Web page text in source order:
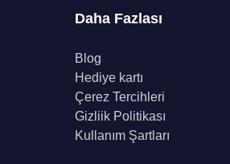
Daha Fazlası
Blog
Hediye kartı
Çerez Tercihleri
Gizliik Politikası
Kullanım Şartları